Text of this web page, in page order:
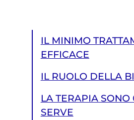
IL MINIMO
EFFICACE
IL RUOLO DELLA
LA TERAPIA
SERVE